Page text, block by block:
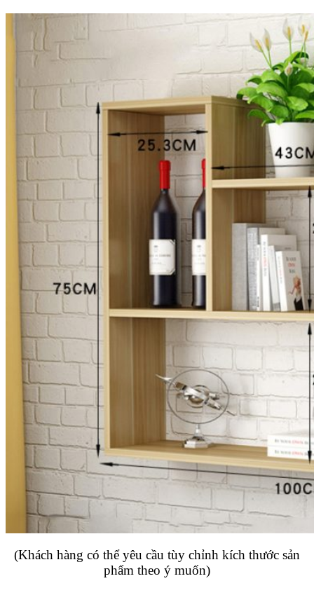
(Khách hàng có thể yêu cầu tùy chỉnh kích thước sản
phẩm theo ý muốn)